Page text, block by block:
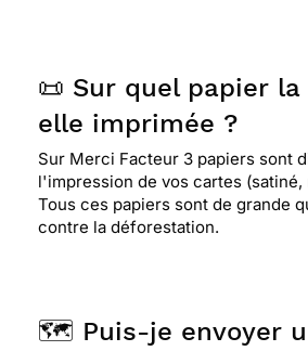
📜 Sur quel papier
elle imprimée ?
Sur Merci Facteur 3 papiers sont
l'impression de vos cartes
Tous ces papiers sont de grande
contre la déforestation.
🗺️ Puis-je envoyer